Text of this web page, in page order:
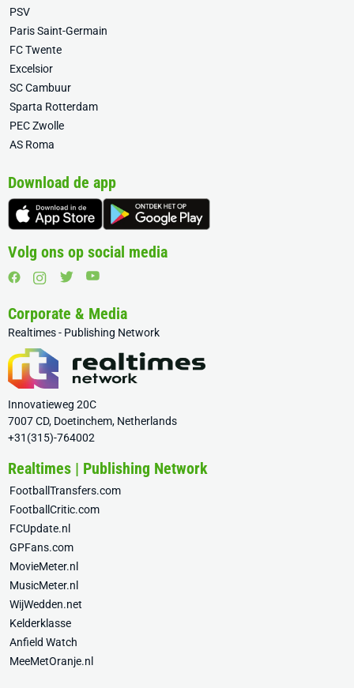
PSV
Paris Saint-Germain
FC Twente
Excelsior
SC Cambuur
Sparta Rotterdam
PEC Zwolle
AS Roma
Download de app
Volg ons op social media
Corporate & Media
Realtimes - Publishing Network
Innovatieweg 20C
7007 CD, Doetinchem, Netherlands
+31(315)-764002
Realtimes | Publishing Network
FootballTransfers.com
FootballCritic.com
FCUpdate.nl
GPFans.com
MovieMeter.nl
MusicMeter.nl
WijWedden.net
Kelderklasse
Anfield Watch
MeeMetOranje.nl